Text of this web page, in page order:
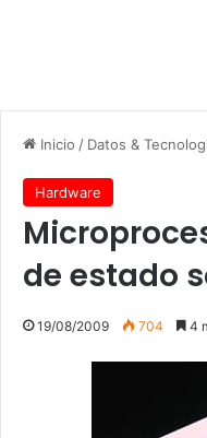
Inicio / Datos &
Hardware
de estado
19/08/2009 704 4